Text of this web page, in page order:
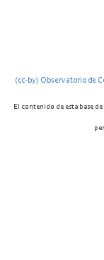
(cc-by) Observatorio de
El contenido de esta base